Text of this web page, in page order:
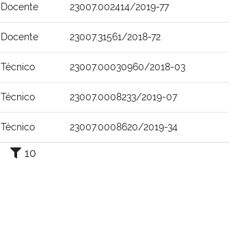
Docente 23007.002414/2019-77
Docente 23007.31561/2018-72
Técnico 23007.00030960/2018-03
Técnico 23007.0008233/2019-07
Técnico 23007.0008620/2019-34
10